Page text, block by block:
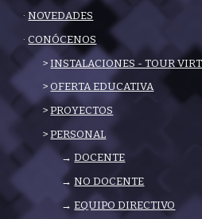
·NOVEDADES
·CONÓCENOS
>INSTALACIONES - TOUR
>OFERTA EDUCATIVA
>PROYECTOS
>PERSONAL
→DOCENTE
→NO DOCENTE
→EQUIPO DIRECTIVO